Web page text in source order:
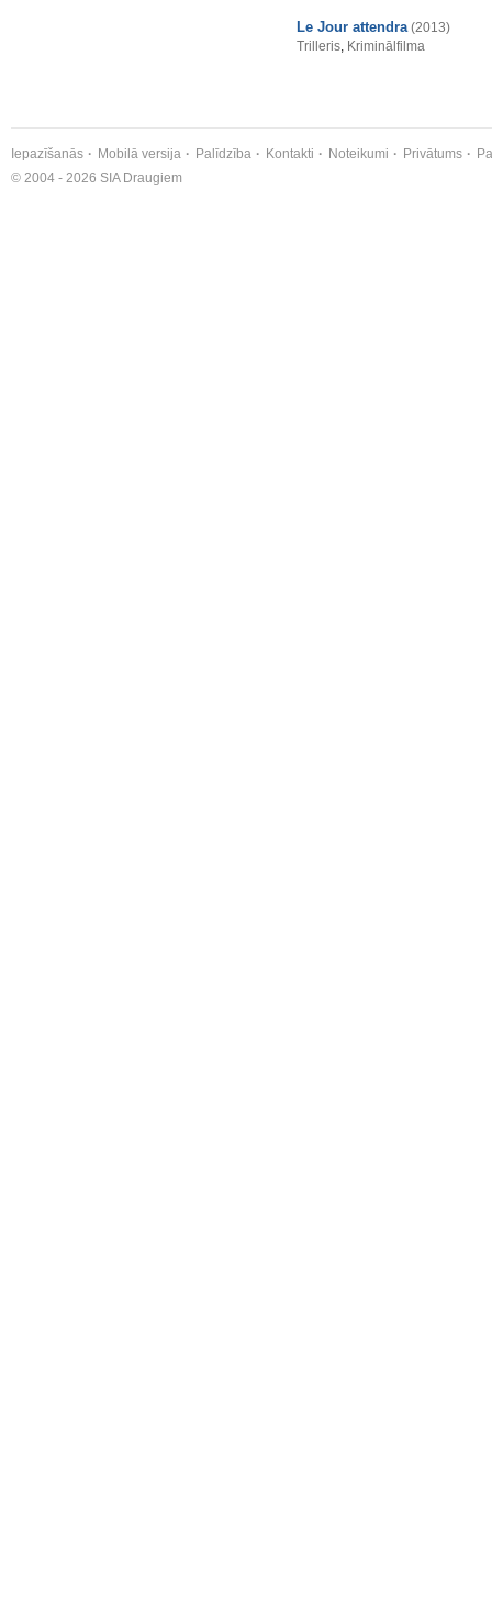
Le Jour attendra (2013)
Trilleris, Kriminālfilma
Iepazīšanās Mobilā versija Palīdzība Kontakti Noteikumi Privātums
© 2004 - 2026 SIA Draugiem